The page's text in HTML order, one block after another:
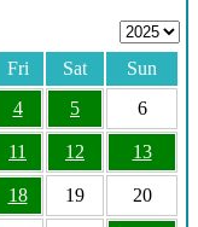
Fri Sat
Sun
4 5 6
11 12 13
18 19 20